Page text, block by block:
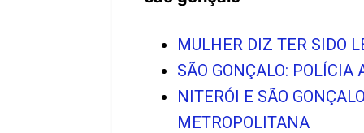
MULHER DIZ TER SIDO
SÃO GONÇALO: POLÍCIA
NITERÓI E SÃO
METROPOLITANA